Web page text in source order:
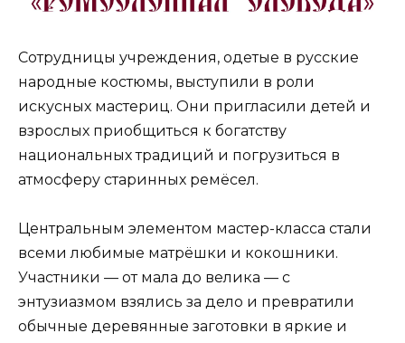
Сотрудницы учреждения, одетые в русские
народные костюмы, выступили в роли
искусных мастериц. Они пригласили детей и
взрослых приобщиться к богатству
национальных традиций и погрузиться в
атмосферу старинных ремёсел.
Центральным элементом мастер-класса стали
всеми любимые матрёшки и кокошники.
Участники — от мала до велика — с
энтузиазмом взялись за дело и превратили
обычные деревянные заготовки в яркие и